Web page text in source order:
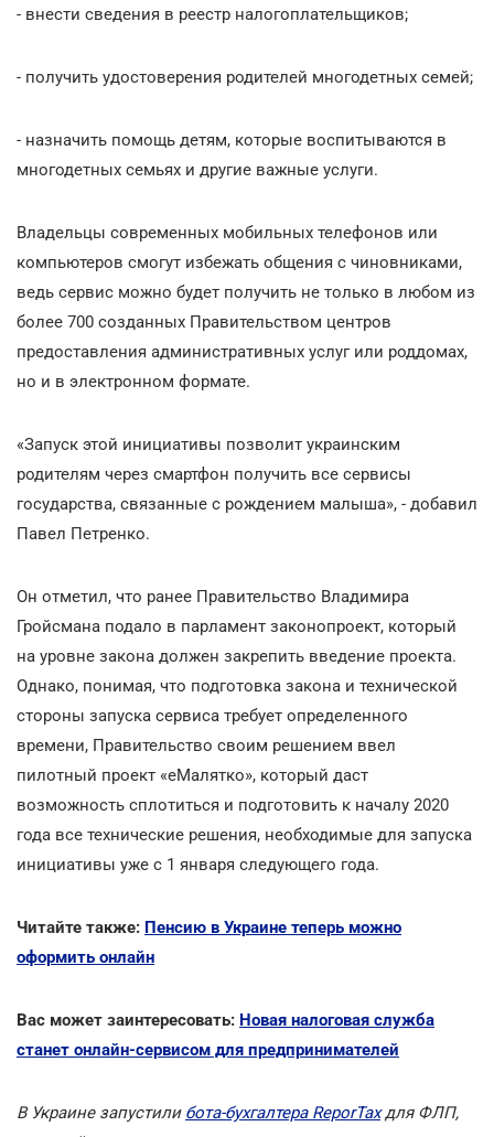
- внести сведения в реестр налогоплательщиков;
- получить удостоверения родителей многодетных семей;
- назначить помощь детям, которые воспитываются в
многодетных семьях и другие важные услуги.
Владельцы современных мобильных телефонов или
компьютеров смогут избежать общения с чиновниками,
ведь сервис можно будет получить не только в любом из
более 700 созданных Правительством центров
предоставления административных услуг или роддомах,
но и в электронном формате.
«Запуск этой инициативы позволит украинским
родителям через смартфон получить все сервисы
государства, связанные с рождением малыша», - добавил
Павел Петренко.
Он отметил, что ранее Правительство Владимира
Гройсмана подало в парламент законопроект, который
на уровне закона должен закрепить введение проекта.
Однако, понимая, что подготовка закона и технической
стороны запуска сервиса требует определенного
времени, Правительство своим решением ввел
пилотный проект «еМалятко», который даст
возможность сплотиться и подготовить к началу 2020
года все технические решения, необходимые для запуска
инициативы уже с 1 января следующего года.
Читайте также: Пенсию в Украине теперь можно
оформить онлайн
Вас может заинтересовать: Новая налоговая служба
станет онлайн-сервисом для предпринимателей
В Украине запустили бота-бухгалтера ReporTaxдля ФЛП,